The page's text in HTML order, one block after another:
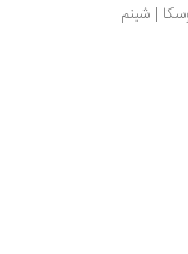
نگاهی به شخصیت و جهان داستانی النا پونیاتوسکا | شبنم